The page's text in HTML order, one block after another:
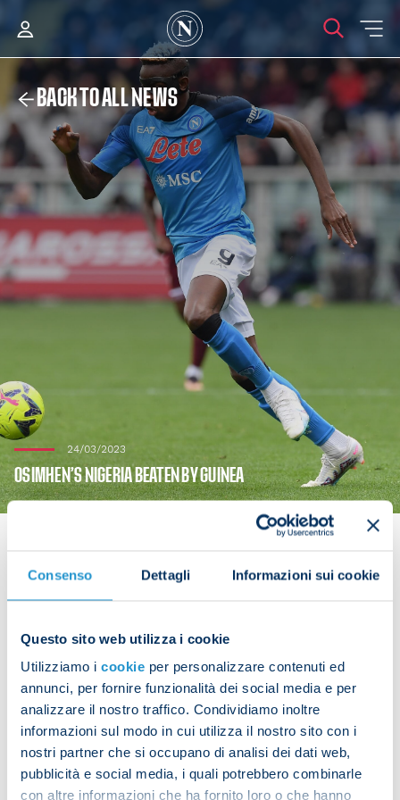
Consenso Dettagli Informazioni sui cookie
Questo sito web utilizza i cookie
Utilizziamo i cookie per personalizzare contenuti ed
annunci, per fornire funzionalità dei social media e per
analizzare il nostro traffico. Condividiamo inoltre
informazioni sul modo in cui utilizza il nostro sito con i
nostri partner che si occupano di analisi dei dati web,
pubblicità e social media, i quali potrebbero combinarle
con altre informazioni che ha fornito loro o che hanno
BACK TO ALL NEWS
24/03/2023
OSIMHEN’S NIGERIA BEATEN BY GUINEA
Victor Osimhen was unable to prevent Nigeria
qualifying fixture on Friday evening.
The Napoli striker was on the pitch for the entire
duration of the game.
Share the article with your friends and support the